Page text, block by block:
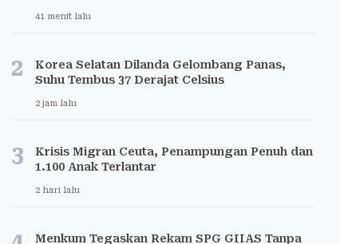
41 menit lalu
2
Korea Selatan Dilanda Gelombang Panas,
Suhu Tembus 37 Derajat Celsius
2 jam lalu
3
Krisis Migran Ceuta, Penampungan Penuh dan
1.100 Anak Terlantar
2 hari lalu
Menkum Tegaskan Rekam SPG GIIAS Tanpa